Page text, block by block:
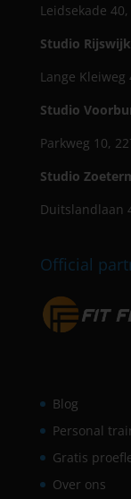
Leidsekade
Studio Rijswijk
Lange Kleiweg
Studio
Parkweg 10,
Studio
Duitslandlaan
Official
Blog
Personal
Gratis
Over ons